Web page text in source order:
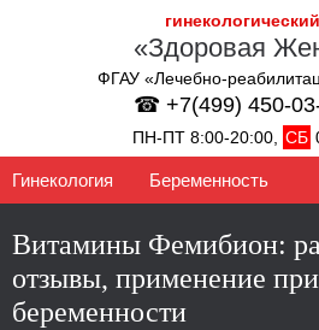
«Здоровая
ФГАУ «Лечебно-
☎ +7(499) 450-
ПН-ПТ 8:00-20:00, СБ
Гинекология Беременность
Витамины Фемибион:
отзывы, применение
беременности